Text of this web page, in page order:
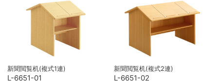
新聞閲覧机(複式1連)
L-6651-01
新聞閲覧机(複式2連)
L-6651-02